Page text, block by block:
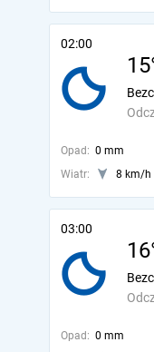
02:00
Opad: 0 mm
Wiatr:
8 km/h
03:00
Opad: 0 mm